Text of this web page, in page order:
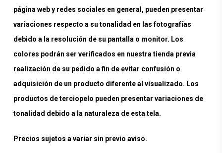
página web y redes sociales en general, pueden presentar
variaciones respecto a su tonalidad en las fotografías
debido a la resolución de su pantalla o monitor. Los
colores podrán ser verificados en nuestra tienda previa
realización de su pedido a fin de evitar confusión o
adquisición de un producto diferente al visualizado. Los
productos de terciopelo pueden presentar variaciones de
tonalidad debido a la naturaleza de esta tela.
Precios sujetos a variar sin previo aviso.